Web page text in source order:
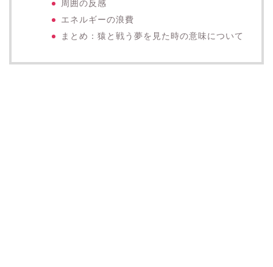
周囲の反感
エネルギーの浪費
まとめ：猿と戦う夢を見た時の意味について